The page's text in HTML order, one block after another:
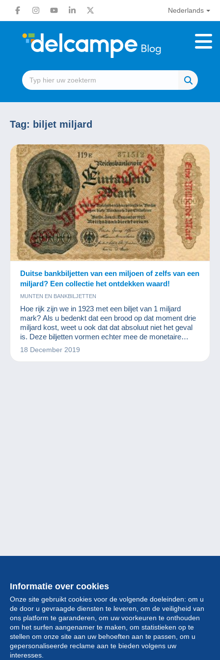
Nederlands
Tag: biljet miljard
Duitse bankbiljetten van een miljoen of zelfs van een
miljard? Een collectie het ontdekken waard!
MUNTEN EN BANKBILJETTEN
Hoe rijk zijn we in 1923 met een biljet van 1 miljard
mark? Als u bedenkt dat een brood op dat moment drie
miljard kost, weet u ook dat dat absoluut niet het geval
is. Deze biljetten vormen echter mee de monetaire
wereldgeschiedenis. Munt- en biljettenverzamelaars zijn
18 December 2019
Informatie over cookies
Onze site gebruikt cookies voor de volgende doeleinden: om u
de door u gevraagde diensten te leveren, om de veiligheid van
ons platform te garanderen, om uw voorkeuren te onthouden
om het surfen aangenamer te maken, om statistieken op te
stellen om onze site aan uw behoeften aan te passen, om u
gepersonaliseerde reclame aan te bieden volgens uw
interesses.
Collectie